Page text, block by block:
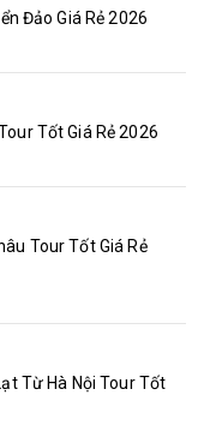
Đảo Giá Rẻ 2026
Tốt Giá Rẻ 2026
Tour Tốt Giá Rẻ
Từ Hà Nội Tour Tốt